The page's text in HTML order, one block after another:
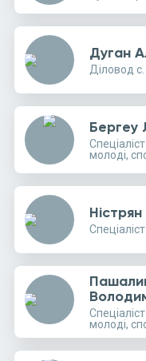
Дуган
Діловод с.
Бергеу
молоді,
молоді,